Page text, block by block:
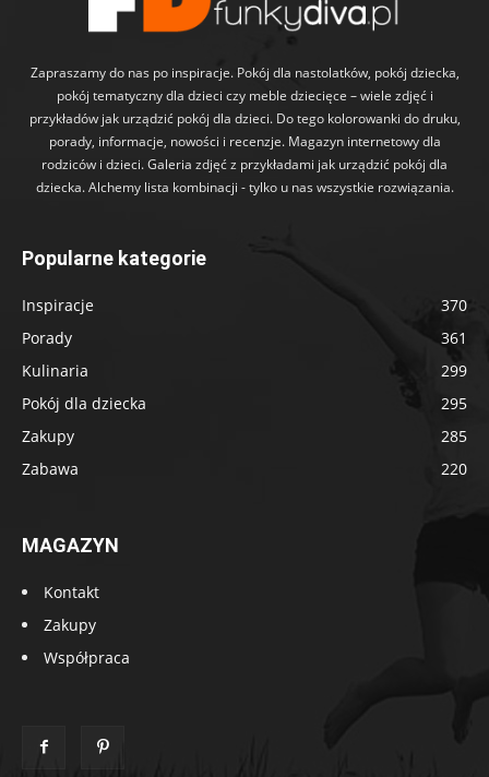
Zapraszamy do nas po inspiracje. Pokój dla nastolatków, pokój dziecka,
pokój tematyczny dla dzieci czy meble dziecięce – wiele zdjęć i
przykładów jak urządzić pokój dla dzieci. Do tego kolorowanki do druku,
porady, informacje, nowości i recenzje. Magazyn internetowy dla
rodziców i dzieci. Galeria zdjęć z przykładami jak urządzić pokój dla
dziecka. Alchemy lista kombinacji - tylko u nas wszystkie rozwiązania.
Popularne kategorie
Inspiracje
370
Porady
361
Kulinaria
299
Pokój dla dziecka
295
Zakupy
285
Zabawa
220
MAGAZYN
Kontakt
Zakupy
Współpraca